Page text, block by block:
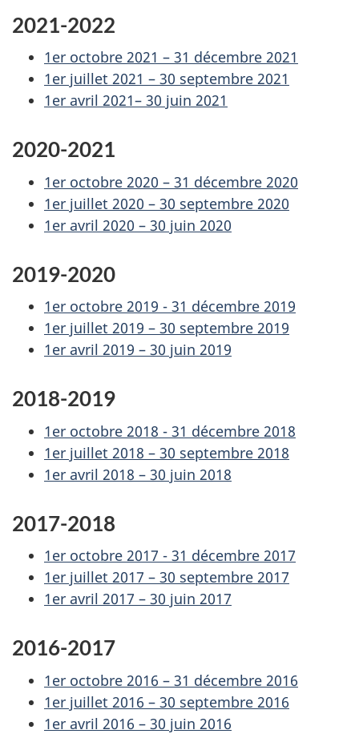
2021-2022
1er octobre 2021 – 31 décembre 2021
1er juillet 2021 – 30 septembre 2021
1er avril 2021– 30 juin 2021
2020-2021
1er octobre 2020 – 31 décembre 2020
1er juillet 2020 – 30 septembre 2020
1er avril 2020 – 30 juin 2020
2019-2020
1er octobre 2019 - 31 décembre 2019
1er juillet 2019 – 30 septembre 2019
1er avril 2019 – 30 juin 2019
2018-2019
1er octobre 2018 - 31 décembre 2018
1er juillet 2018 – 30 septembre 2018
1er avril 2018 – 30 juin 2018
2017-2018
1er octobre 2017 - 31 décembre 2017
1er juillet 2017 – 30 septembre 2017
1er avril 2017 – 30 juin 2017
2016-2017
1er octobre 2016 – 31 décembre 2016
1er juillet 2016 – 30 septembre 2016
1er avril 2016 – 30 juin 2016